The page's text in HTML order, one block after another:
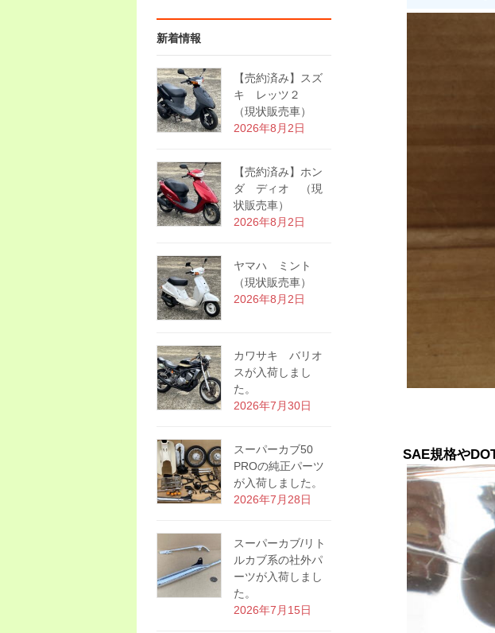
SAE規格や
新着情報
【売約済み】スズ
キ レッツ２
（現状販売車）
2026年8月2日
【売約済み】ホン
ダ ディオ （現
状販売車）
2026年8月2日
ヤマハ ミント
（現状販売車）
2026年8月2日
カワサキ バリオ
スが入荷しまし
た。
2026年7月30日
スーパーカブ50
PROの純正パーツ
が入荷しました。
2026年7月28日
スーパーカブ/リト
ルカブ系の社外パ
ーツが入荷しまし
た。
2026年7月15日